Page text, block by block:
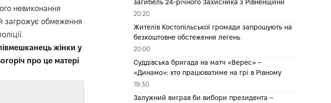
невиконання
загрожує обмеження
жінки у
про це матері
загибель 24-річного Захисника з Рівненщини
20:20
Жителів Костопільської громади запрошують на
безкоштовне обстеження легень
20:00
Суддівська бригада на матч «Верес» –
«Динамо»: хто працюватиме на грі в Рівному
19:30
Залужний виграв би вибори президента –